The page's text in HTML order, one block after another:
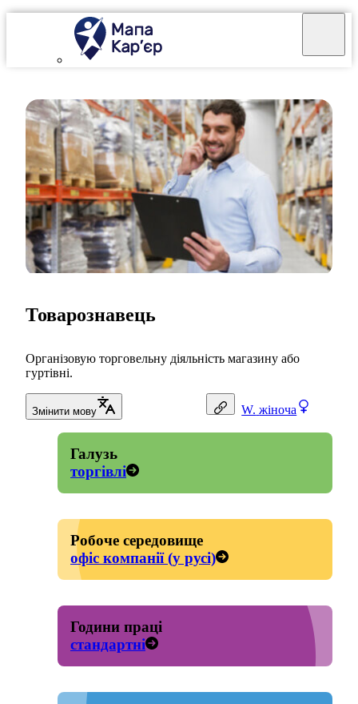
W. жіноча
Товарознавець
Організовую торговельну діяльність магазину або
гуртівні.
Змінити мову
Галузь
торгівлі
Робоче середовище
офіс компанії (у русі)
Години праці
стандартні